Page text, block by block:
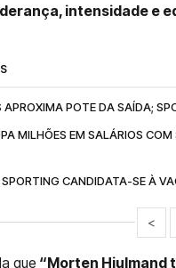
intensidade e
APROXIMA POTE DA SAÍDA;
MILHÕES EM SALÁRIOS
CANDIDATA-SE À
<
que “Morten Hjulmand